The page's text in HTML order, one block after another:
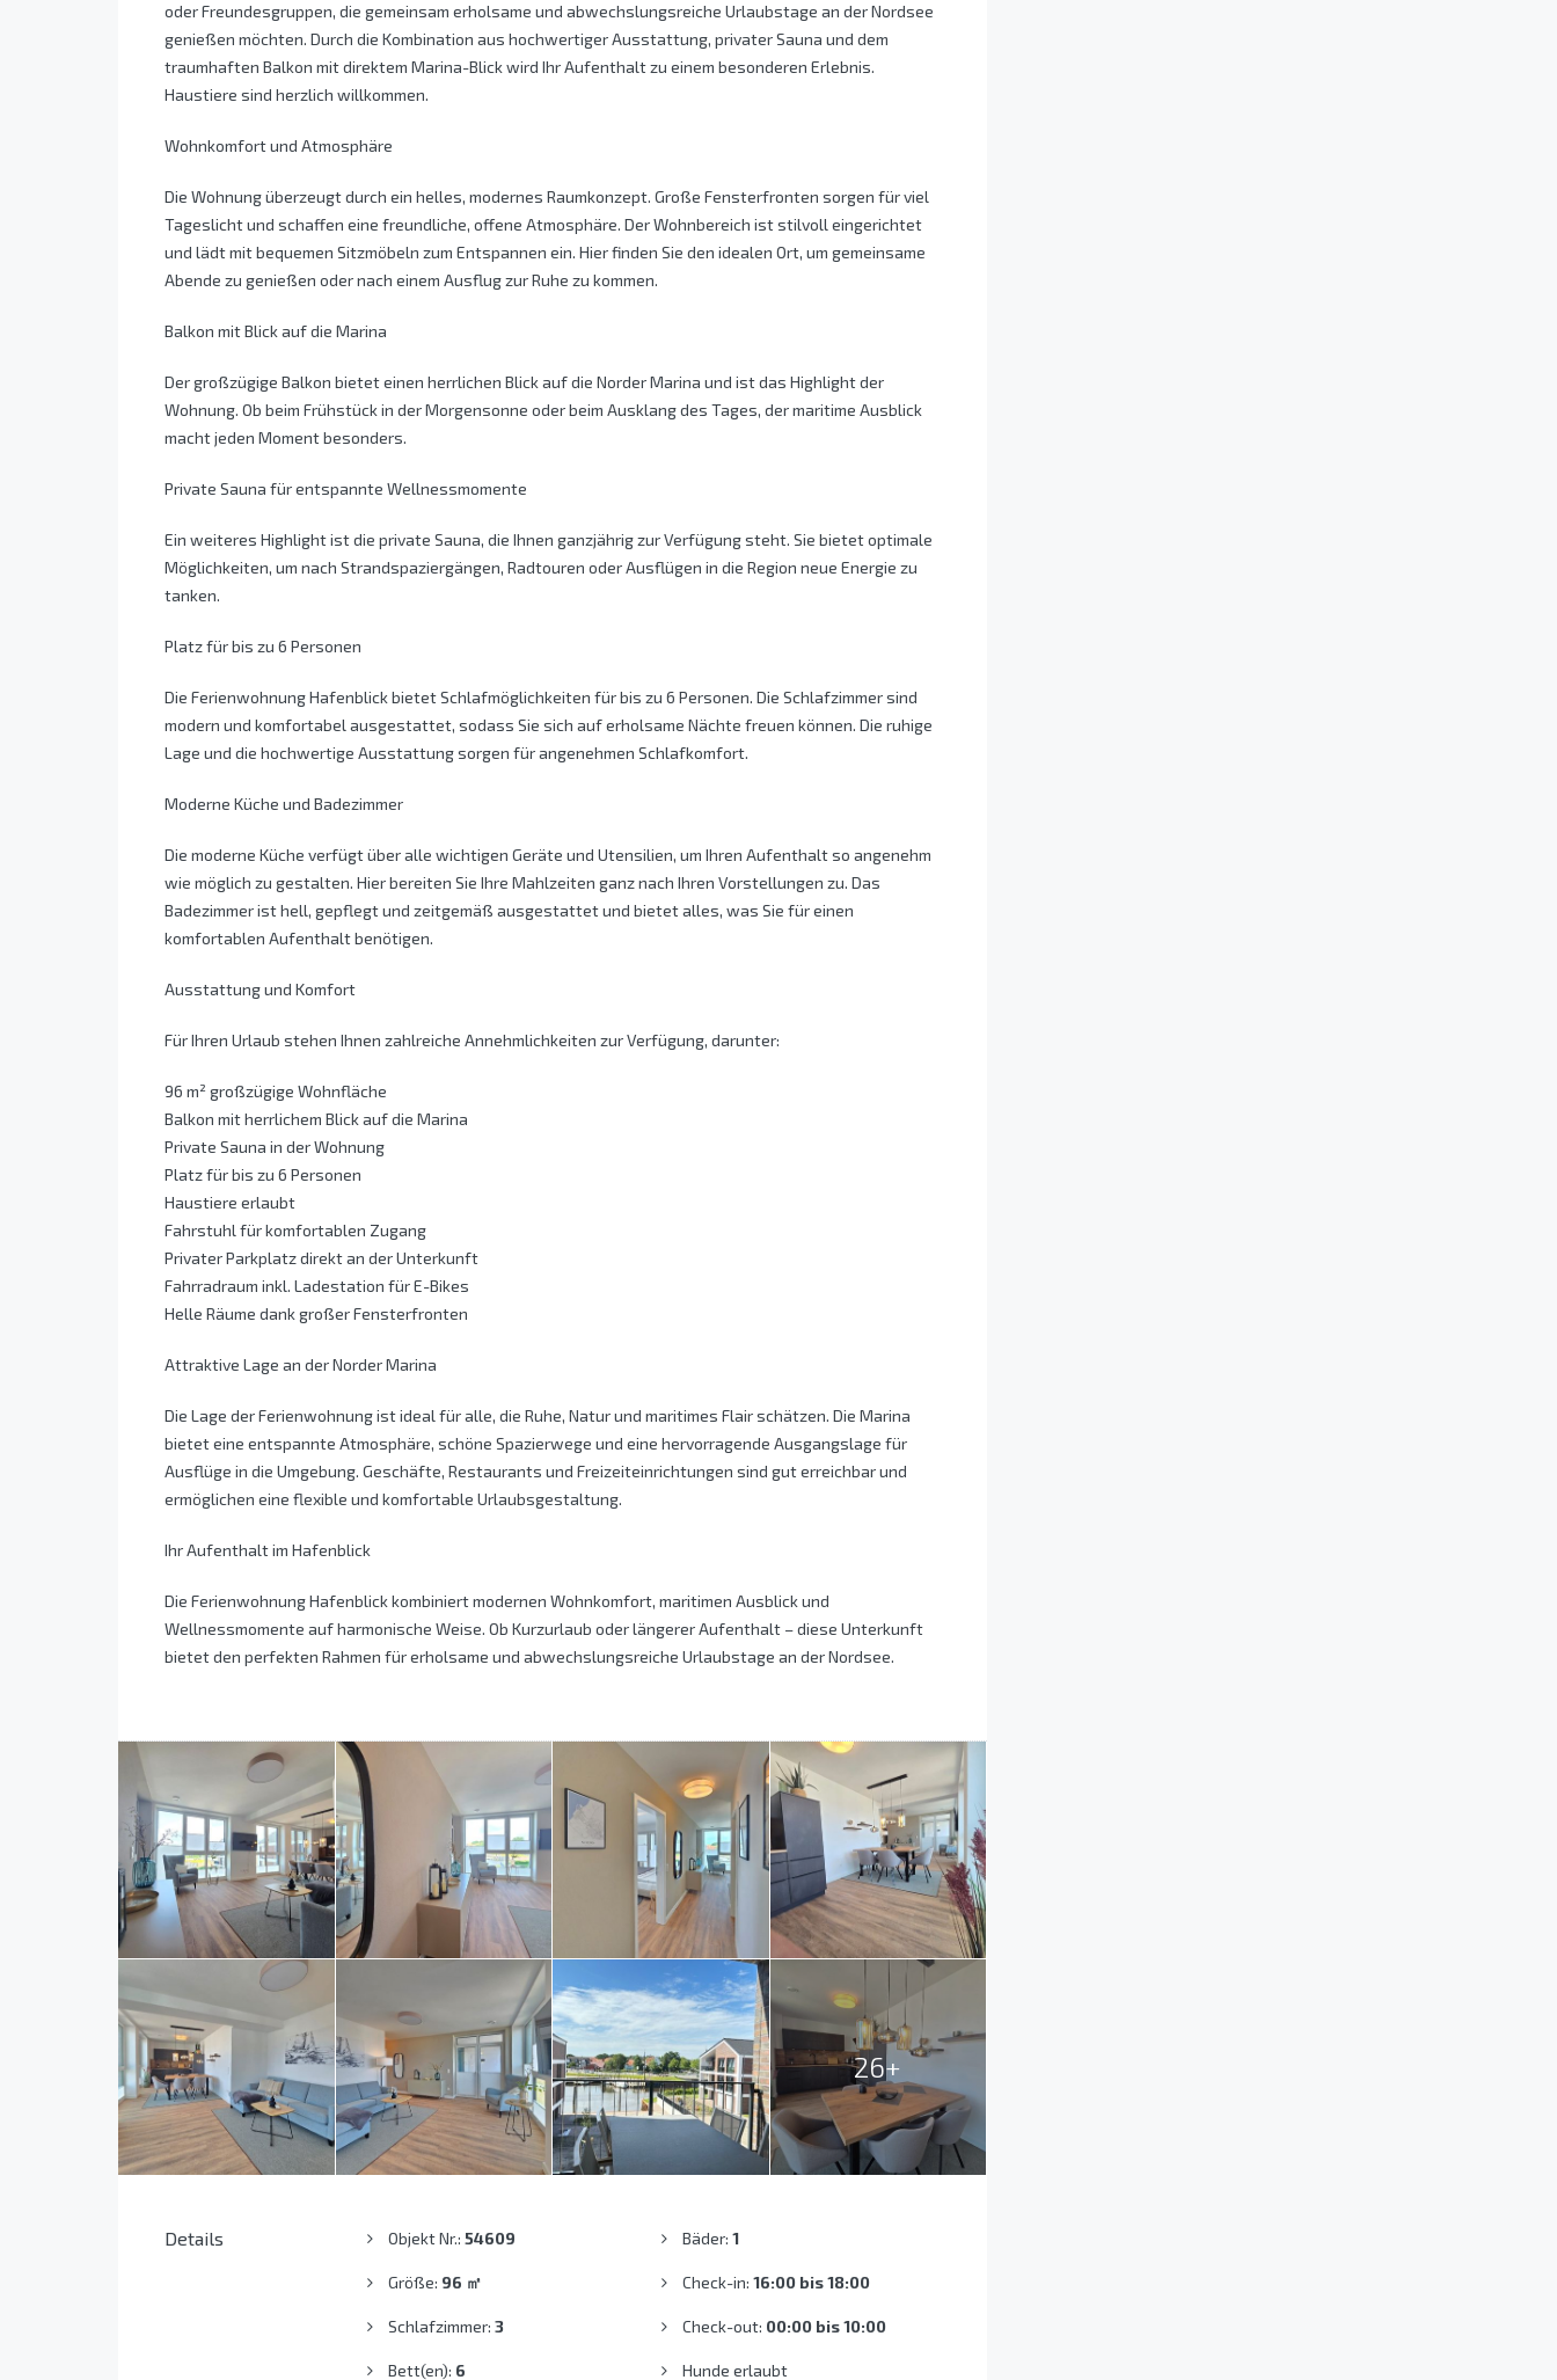
oder Freundesgruppen, die gemeinsam erholsame und abwechslungsreiche Urlaubstage an der Nordsee
genießen möchten. Durch die Kombination aus hochwertiger Ausstattung, privater Sauna und dem
traumhaften Balkon mit direktem Marina-Blick wird Ihr Aufenthalt zu einem besonderen Erlebnis.
Haustiere sind herzlich willkommen.
Wohnkomfort und Atmosphäre
Die Wohnung überzeugt durch ein helles, modernes Raumkonzept. Große Fensterfronten sorgen für viel
Tageslicht und schaffen eine freundliche, offene Atmosphäre. Der Wohnbereich ist stilvoll eingerichtet
und lädt mit bequemen Sitzmöbeln zum Entspannen ein. Hier finden Sie den idealen Ort, um gemeinsame
Abende zu genießen oder nach einem Ausflug zur Ruhe zu kommen.
Balkon mit Blick auf die Marina
Der großzügige Balkon bietet einen herrlichen Blick auf die Norder Marina und ist das Highlight der
Wohnung. Ob beim Frühstück in der Morgensonne oder beim Ausklang des Tages, der maritime Ausblick
macht jeden Moment besonders.
Private Sauna für entspannte Wellnessmomente
Ein weiteres Highlight ist die private Sauna, die Ihnen ganzjährig zur Verfügung steht. Sie bietet optimale
Möglichkeiten, um nach Strandspaziergängen, Radtouren oder Ausflügen in die Region neue Energie zu
tanken.
Platz für bis zu 6 Personen
Die Ferienwohnung Hafenblick bietet Schlafmöglichkeiten für bis zu 6 Personen. Die Schlafzimmer sind
modern und komfortabel ausgestattet, sodass Sie sich auf erholsame Nächte freuen können. Die ruhige
Lage und die hochwertige Ausstattung sorgen für angenehmen Schlafkomfort.
Moderne Küche und Badezimmer
Die moderne Küche verfügt über alle wichtigen Geräte und Utensilien, um Ihren Aufenthalt so angenehm
wie möglich zu gestalten. Hier bereiten Sie Ihre Mahlzeiten ganz nach Ihren Vorstellungen zu. Das
Badezimmer ist hell, gepflegt und zeitgemäß ausgestattet und bietet alles, was Sie für einen
komfortablen Aufenthalt benötigen.
Ausstattung und Komfort
Für Ihren Urlaub stehen Ihnen zahlreiche Annehmlichkeiten zur Verfügung, darunter:
96 m² großzügige Wohnfläche
Balkon mit herrlichem Blick auf die Marina
Private Sauna in der Wohnung
Platz für bis zu 6 Personen
Haustiere erlaubt
Fahrstuhl für komfortablen Zugang
Privater Parkplatz direkt an der Unterkunft
Fahrradraum inkl. Ladestation für E-Bikes
Helle Räume dank großer Fensterfronten
Attraktive Lage an der Norder Marina
Die Lage der Ferienwohnung ist ideal für alle, die Ruhe, Natur und maritimes Flair schätzen. Die Marina
bietet eine entspannte Atmosphäre, schöne Spazierwege und eine hervorragende Ausgangslage für
Ausflüge in die Umgebung. Geschäfte, Restaurants und Freizeiteinrichtungen sind gut erreichbar und
ermöglichen eine flexible und komfortable Urlaubsgestaltung.
Ihr Aufenthalt im Hafenblick
Die Ferienwohnung Hafenblick kombiniert modernen Wohnkomfort, maritimen Ausblick und
Wellnessmomente auf harmonische Weise. Ob Kurzurlaub oder längerer Aufenthalt – diese Unterkunft
bietet den perfekten Rahmen für erholsame und abwechslungsreiche Urlaubstage an der Nordsee.
26+
Details Objekt Nr.: 54609
Größe: 96 ㎡
Schlafzimmer: 3
Bett(en): 6
Bäder:1
Check-in:16:00 bis 18:00
Check-out: 00:00 bis 10:00
Hunde erlaubt